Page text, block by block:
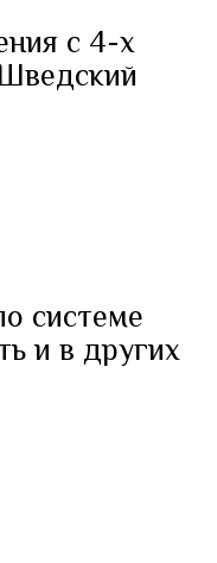
с 4-х
системе
и в других